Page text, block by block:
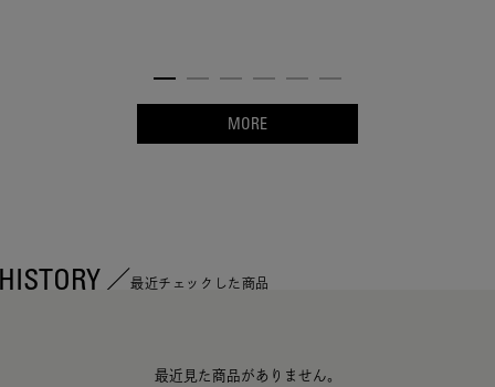
MORE
最近チェックした商品
最近見た商品がありません。